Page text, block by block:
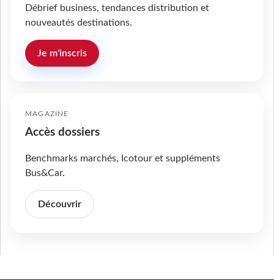
Débrief business, tendances distribution et
nouveautés destinations.
Je m'inscris
MAGAZINE
Accès dossiers
Benchmarks marchés, Icotour et suppléments
Bus&Car.
Découvrir